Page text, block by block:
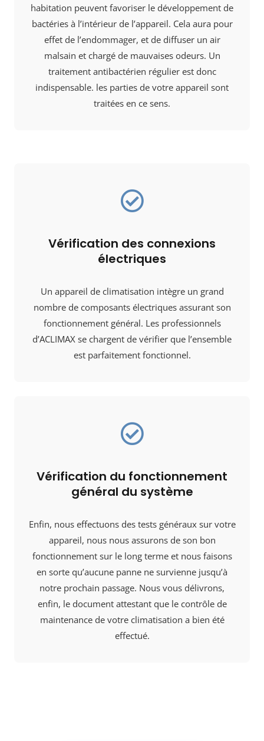
habitation peuvent favoriser le développement de
bactéries à l’intérieur de l’appareil. Cela aura pour
effet de l’endommager, et de diffuser un air
malsain et chargé de mauvaises odeurs. Un
traitement antibactérien régulier est donc
indispensable. les parties de votre appareil sont
traitées en ce sens.
Vérification des connexions
électriques
Un appareil de climatisation intègre un grand
nombre de composants électriques assurant son
fonctionnement général. Les professionnels
d’ACLIMAX se chargent de vérifier que l’ensemble
est parfaitement fonctionnel.
Vérification du fonctionnement
général du système
Enfin, nous effectuons des tests généraux sur votre
appareil, nous nous assurons de son bon
fonctionnement sur le long terme et nous faisons
en sorte qu’aucune panne ne survienne jusqu’à
notre prochain passage. Nous vous délivrons,
enfin, le document attestant que le contrôle de
maintenance de votre climatisation a bien été
effectué.